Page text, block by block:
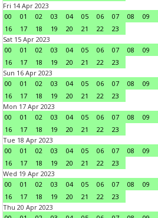
Fri 14 Apr 2023
00
01 02 03 04 05 06 07 08 09
16
17 18 19 20 21 22
23
Sat 15 Apr 2023
00
01 02 03 04 05 06 07 08 09
16
17 18 19 20 21 22
23
Sun 16 Apr 2023
00
01 02 03 04 05 06 07 08 09
16
17 18 19 20 21 22
23
Mon 17 Apr 2023
00
01 02 03 04 05 06 07 08 09
16
17 18 19 20 21 22
23
Tue 18 Apr 2023
00
01 02 03 04 05 06 07 08 09
16
17 18 19 20 21 22
23
Wed 19 Apr 2023
00
01 02 03 04 05 06 07 08 09
16
17 18 19 20 21 22
23
Thu 20 Apr 2023